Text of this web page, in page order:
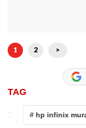
1 2 >
TAG
# hp infinix murah